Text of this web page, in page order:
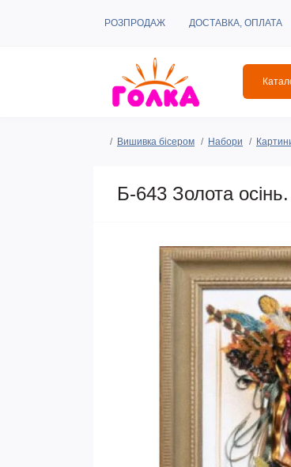
РОЗПРОДАЖ ДОСТАВКА, ОПЛАТА
Вишивка бісером Набори
Б-643 Золота